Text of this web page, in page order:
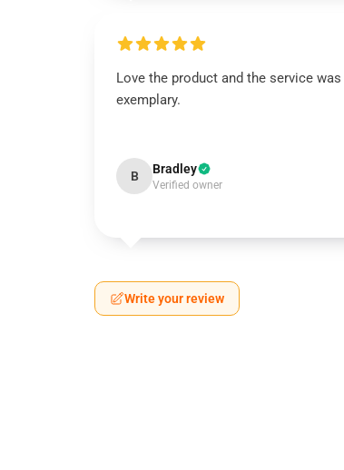
Love the product and the service was
exemplary.
B Bradley
Verified owner
Write your review